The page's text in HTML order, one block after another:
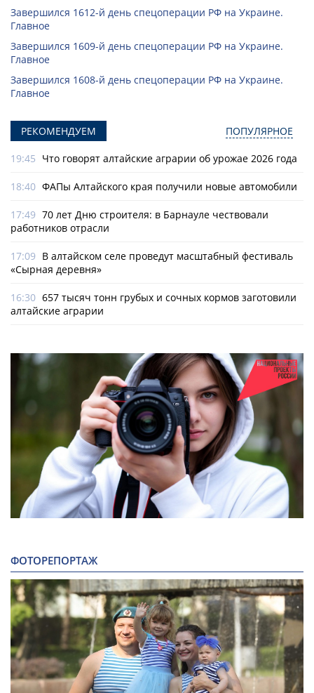
Завершился 1612-й день спецоперации РФ на Украине.
Главное
Завершился 1609-й день спецоперации РФ на Украине.
Главное
Завершился 1608-й день спецоперации РФ на Украине.
Главное
РЕКОМЕНДУЕМ ПОПУЛЯРНОЕ
19:45 Что говорят алтайские аграрии об урожае 2026 года
18:40 ФАПы Алтайского края получили новые автомобили
17:49 70 лет Дню строителя: в Барнауле чествовали
работников отрасли
17:09 В алтайском селе проведут масштабный фестиваль
«Сырная деревня»
16:30 657 тысяч тонн грубых и сочных кормов заготовили
алтайские аграрии
ФОТОРЕПОРТАЖ